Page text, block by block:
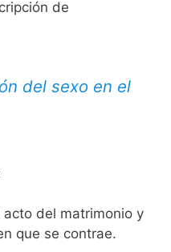
de
del sexo en el
del matrimonio y
que se contrae.